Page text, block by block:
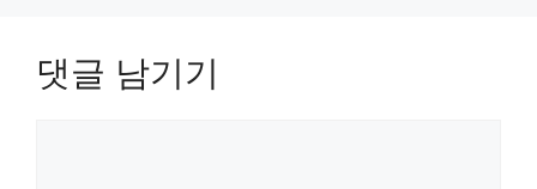
댓글 남기기